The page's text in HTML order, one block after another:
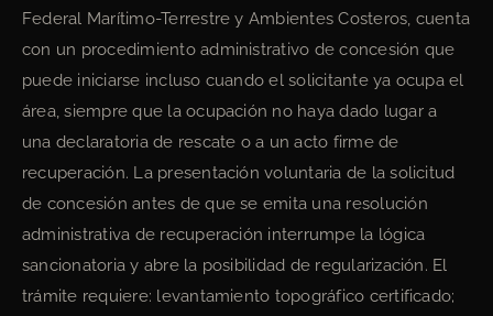
Federal Marítimo-Terrestre y Ambientes Costeros, cuenta
con un procedimiento administrativo de concesión que
puede iniciarse incluso cuando el solicitante ya ocupa el
área, siempre que la ocupación no haya dado lugar a
una declaratoria de rescate o a un acto firme de
recuperación. La presentación voluntaria de la solicitud
de concesión antes de que se emita una resolución
administrativa de recuperación interrumpe la lógica
sancionatoria y abre la posibilidad de regularización. El
trámite requiere: levantamiento topográfico certificado;